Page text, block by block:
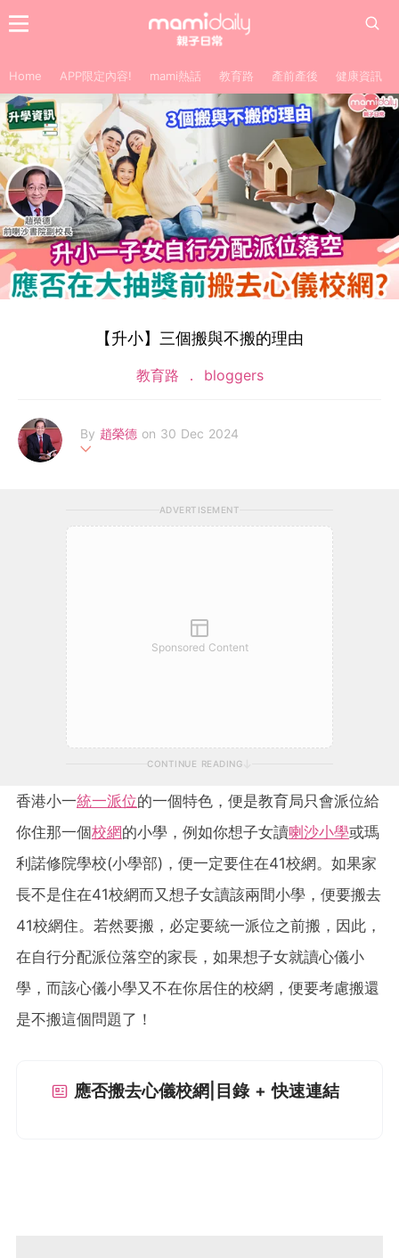
Home APP限定內容! mami熱話 教育路 產前產後 健康資訊
【升小】三個搬與不搬的理由
教育路 bloggers
By 趙榮德 on 30 Dec 2024
有専欄刊豋在各大報章雜誌，著作有《2020質優免費幼稚園》、
《2020小學升學一本通》、《不一樣的家長》等二十八本。
ADVERTISEMENT
Sponsored Content
CONTINUE READING
香港小一統一派位的一個特色，便是教育局只會派位給
你住那一個校網的小學，例如你想子女讀喇沙小學或瑪
利諾修院學校(小學部)，便一定要住在41校網。如果家
長不是住在41校網而又想子女讀該兩間小學，便要搬去
41校網住。若然要搬，必定要統一派位之前搬，因此，
在自行分配派位落空的家長，如果想子女就讀心儀小
學，而該心儀小學又不在你居住的校網，便要考慮搬還
是不搬這個問題了！
應否搬去心儀校網|目錄 + 快速連結